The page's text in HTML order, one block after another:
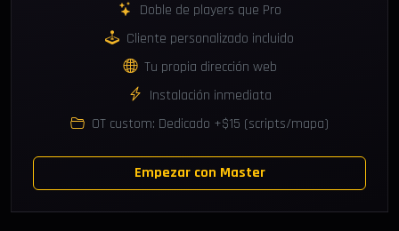
Doble de players que Pro
Cliente personalizado incluido
Tu propia dirección web
Instalación inmediata
OT custom: Dedicado +$15 (scripts/mapa)
Empezar con Master